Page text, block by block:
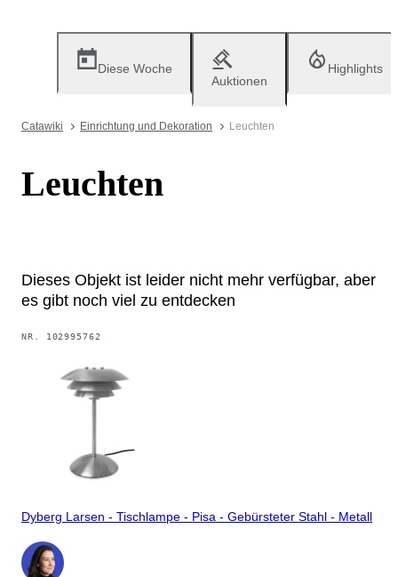
Diese Woche
Auktionen
Highlights
Catawiki Einrichtung und Dekoration Leuchten
Leuchten
Dieses Objekt ist leider nicht mehr verfügbar, aber
es gibt noch viel zu entdecken
NR. 102995762
Dyberg Larsen - Tischlampe - Pisa - Gebürsteter Stahl - Metall